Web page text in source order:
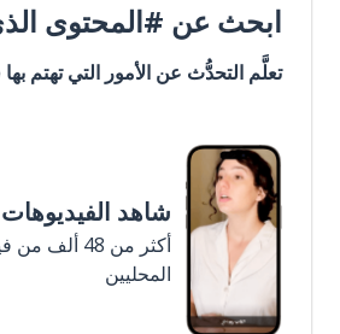
ابحث عن #المحتوى
تعلَّم التحدُّث عن الأمور التي تهتم بها
شاهد الفيديوهات
أكثر من 48
المحليين